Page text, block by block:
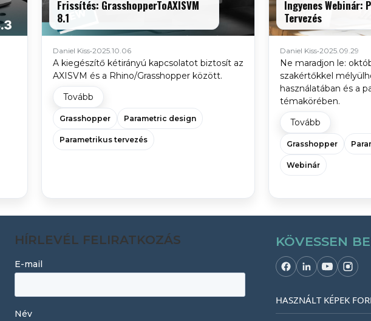
Frissítés: GrasshopperToAXISVM
8.1
Daniel Kiss•2025.10.06
A kiegészítő kétirányú kapcsolatot biztosít az
AXISVM és a Rhino/Grasshopper között.
Tovább
Grasshopper Parametric design
Parametrikus tervezés
Ingyenes Webinár:
Tervezés
Daniel Kiss•2025.09.29
Ne maradjon le:
szakértőkkel
használatában és a
témakörében.
Tovább
Grasshopper
Webinár
HÍRLEVÉL FELIRATKOZÁS KÖVESSEN
HASZNÁLT KÉPEK